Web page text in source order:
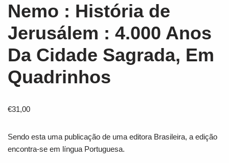
Nemo : História de
Jerusálem : 4.000 Anos
Da Cidade Sagrada, Em
Quadrinhos
€31,00
Sendo esta uma publicação de uma editora Brasileira, a edição
encontra-se em língua Portuguesa.